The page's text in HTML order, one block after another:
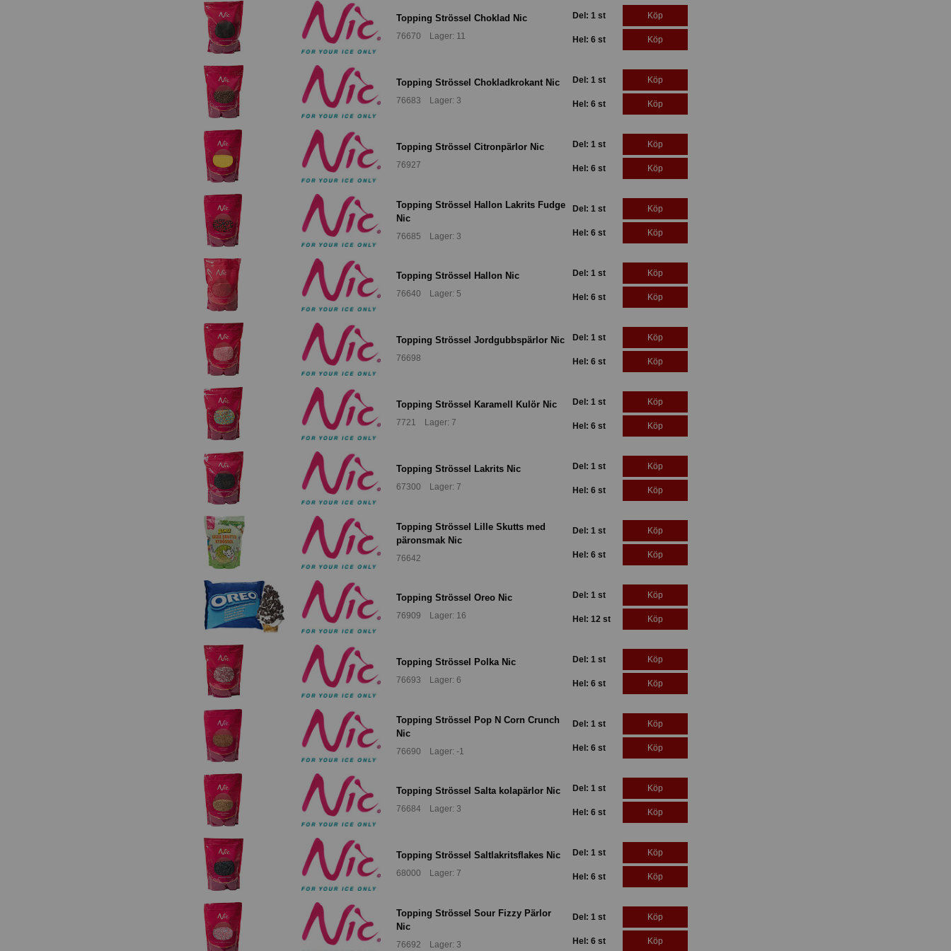
Topping Strössel Choklad Nic
76670 Lager: 11
Del: 1 st Köp
Hel: 6 st Köp
Topping Strössel Chokladkrokant Nic
76683 Lager: 3
Del: 1 st Köp
Hel: 6 st Köp
Topping Strössel Citronpärlor Nic
76927
Del: 1 st Köp
Hel: 6 st Köp
Topping Strössel Hallon Lakrits Fudge
Nic
76685 Lager: 3
Del: 1 st Köp
Hel: 6 st Köp
Topping Strössel Hallon Nic
76640 Lager: 5
Del: 1 st Köp
Hel: 6 st Köp
Topping Strössel Jordgubbspärlor Nic
76698
Del: 1 st Köp
Hel: 6 st Köp
Topping Strössel Karamell Kulör Nic
7721 Lager: 7
Del: 1 st Köp
Hel: 6 st Köp
Topping Strössel Lakrits Nic
67300 Lager: 7
Del: 1 st Köp
Hel: 6 st Köp
Topping Strössel Lille Skutts med
päronsmak Nic
76642
Del: 1 st Köp
Hel: 6 st Köp
Topping Strössel Oreo Nic
76909 Lager: 16
Del: 1 st Köp
Hel: 12 st Köp
Topping Strössel Polka Nic
76693 Lager: 6
Del: 1 st Köp
Hel: 6 st Köp
Topping Strössel Pop N Corn Crunch
Nic
76690 Lager: -1
Del: 1 st Köp
Hel: 6 st Köp
Topping Strössel Salta kolapärlor Nic
76684 Lager: 3
Del: 1 st Köp
Hel: 6 st Köp
Topping Strössel Saltlakritsflakes Nic
68000 Lager: 7
Del: 1 st Köp
Hel: 6 st Köp
Topping Strössel Sour Fizzy Pärlor
Nic
76692 Lager: 3
Del: 1 st Köp
Hel: 6 st Köp